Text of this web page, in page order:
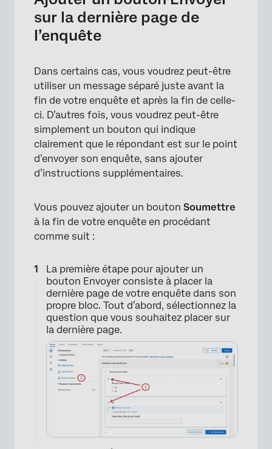
×
sur la dernière page de
l’enquête
Dans certains cas, vous voudrez peut-être
utiliser un message séparé juste avant la
fin de votre enquête et après la fin de celle-
ci. D’autres fois, vous voudrez peut-être
simplement un bouton qui indique
clairement que le répondant est sur le point
d’envoyer son enquête, sans ajouter
d’instructions supplémentaires.
Vous pouvez ajouter un bouton Soumettre
à la fin de votre enquête en procédant
comme suit :
La première étape pour ajouter un
bouton Envoyer consiste à placer la
dernière page de votre enquête dans son
propre bloc. Tout d’abord, sélectionnez la
question que vous souhaitez placer sur
la dernière page.